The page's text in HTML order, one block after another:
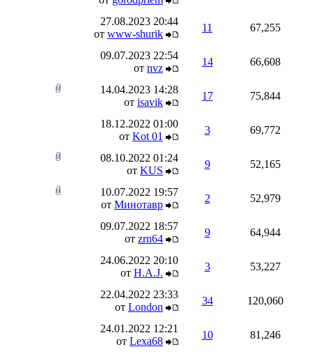
27.08.2023 20:44
от www-shurik
11 67,255
09.07.2023 22:54
от nvz
14 66,608
14.04.2023 14:28
от isavik
17 75,844
18.12.2022 01:00
от Kot 01
3 69,772
08.10.2022 01:24
от KUS
9 52,165
10.07.2022 19:57
от Минотавр
2 52,979
09.07.2022 18:57
от zrn64
9 64,944
24.06.2022 20:10
от H.A.J.
3 53,227
22.04.2022 23:33
от London
34 120,060
24.01.2022 12:21
от Lexa68
10 81,246